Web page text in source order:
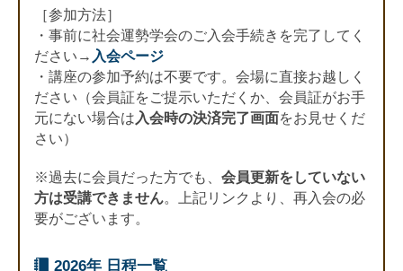
［参加方法］
・事前に社会運勢学会のご入会手続きを完了してく
ださい→ 入会ページ
・講座の参加予約は不要です。会場に直接お越しく
ださい（会員証をご提示いただくか、会員証がお手
元にない場合は 入会時の決済完了画面をお見せくだ
さい）
※過去に会員だった方でも、 会員更新をしていない
方は受講できません。上記リンクより、再入会の必
要がございます。
2026年 日程一覧